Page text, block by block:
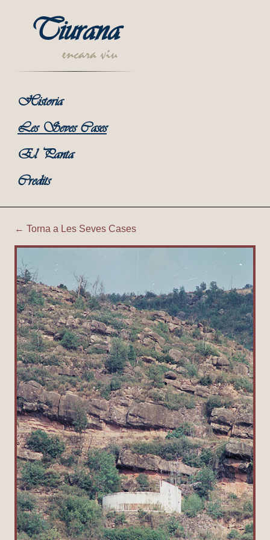
Tiurana
encara viu
Historia
Les Seves Cases
El Panta
Credits
Tiurana | Diposit de l'aigua
← Torna a Les Seves Cases